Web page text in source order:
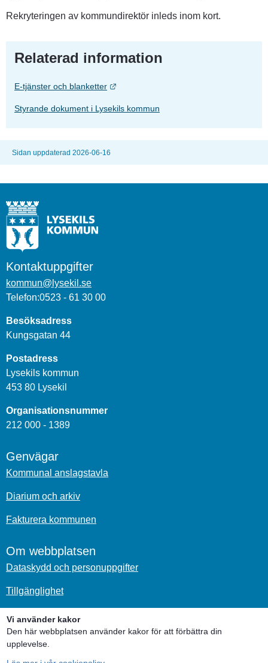
Vi använder kakor
Den här webbplatsen använder kakor för att förbättra din
upplevelse.
Rekryteringen av kommundirektör inleds inom kort.
Relaterad information
E-tjänster och blanketter Länk till annan webbplats.
Styrande dokument i Lysekils kommun
Sidan uppdaterad 2026-06-16
Kontaktuppgifter
kommun@lysekil.se
Telefon:0523 - 61 30 00
Besöksadress
Kungsgatan 44
Postadress
Lysekils kommun
453 80 Lysekil
Organisationsnummer
212 000 - 1389
Genvägar
Kommunal anslagstavla
Diarium och arkiv
Fakturera kommunen
Om webbplatsen
Dataskydd och personuppgifter
Tillgänglighet
Om kakor
Sociala medier